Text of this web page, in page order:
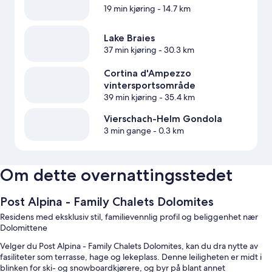
19 min kjøring - 14.7 km
Lake Braies
37 min kjøring - 30.3 km
Cortina d'Ampezzo
vintersportsområde
39 min kjøring - 35.4 km
Vierschach-Helm Gondola
3 min gange- 0.3 km
Om dette overnattingsstedet
Post Alpina - Family Chalets Dolomites
Residens med eksklusiv stil, familievennlig profil og beliggenhet nær
Dolomittene
Velger du Post Alpina - Family Chalets Dolomites, kan du dra nytte av
fasiliteter som terrasse, hage og lekeplass. Denne leiligheten er midt i
blinken for ski- og snowboardkjørere, og byr på blant annet